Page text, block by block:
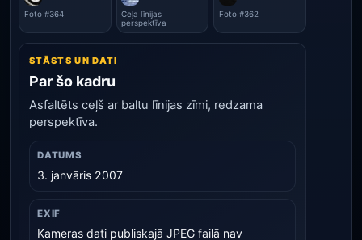
Foto #364
Ceļa līnijas
perspektīva
Foto #362
STĀSTS UN DATI
Par šo kadru
Asfaltēts ceļš ar baltu līnijas zīmi, redzama
perspektīva.
DATUMS
3. janvāris 2007
EXIF
Kameras dati publiskajā JPEG failā nav